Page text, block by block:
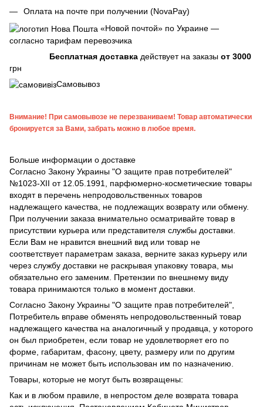
Оплата на почте при получении (NovaPay)
«Новой почтой» по Украине —
согласно тарифам перевозчика
Бесплатная доставка действует на заказы от 3000
грн
Самовывоз
Внимание! При самовывозе не перезваниваем! Товар автоматически
бронируется за Вами, забрать можно в любое время.
Больше информации о доставке
Согласно Закону Украины "О защите прав потребителей"
№1023-XII от 12.05.1991, парфюмерно-косметические товары
входят в перечень непродовольственных товаров
надлежащего качества, не подлежащих возврату или обмену.
При получении заказа внимательно осматривайте товар в
присутствии курьера или представителя службы доставки.
Если Вам не нравится внешний вид или товар не
соответствует параметрам заказа, верните заказ курьеру или
через службу доставки не раскрывая упаковку товара, мы
обязательно его заменим. Претензии по внешнему виду
товара принимаются только в момент доставки.
Согласно Закону Украины "О защите прав потребителей",
Потребитель вправе обменять непродовольственный товар
надлежащего качества на аналогичный у продавца, у которого
он был приобретен, если товар не удовлетворяет его по
форме, габаритам, фасону, цвету, размеру или по другим
причинам не может быть использован им по назначению.
Товары, которые не могут быть возвращены:
Как и в любом правиле, в непростом деле возврата товара